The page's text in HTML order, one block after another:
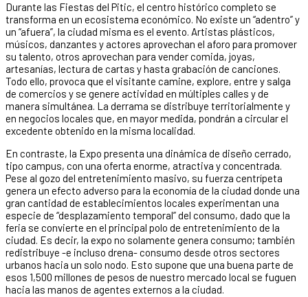
Durante las Fiestas del Pitic, el centro histórico completo se
transforma en un ecosistema económico. No existe un “adentro” y
un “afuera”, la ciudad misma es el evento. Artistas plásticos,
músicos, danzantes y actores aprovechan el aforo para promover
su talento, otros aprovechan para vender comida, joyas,
artesanías, lectura de cartas y hasta grabación de canciones.
Todo ello, provoca que el visitante camine, explore, entre y salga
de comercios y se genere actividad en múltiples calles y de
manera simultánea. La derrama se distribuye territorialmente y
en negocios locales que, en mayor medida, pondrán a circular el
excedente obtenido en la misma localidad.
En contraste, la Expo presenta una dinámica de diseño cerrado,
tipo campus, con una oferta enorme, atractiva y concentrada.
Pese al gozo del entretenimiento masivo, su fuerza centrípeta
genera un efecto adverso para la economía de la ciudad donde una
gran cantidad de establecimientos locales experimentan una
especie de “desplazamiento temporal” del consumo, dado que la
feria se convierte en el principal polo de entretenimiento de la
ciudad. Es decir, la expo no solamente genera consumo; también
redistribuye -e incluso drena- consumo desde otros sectores
urbanos hacia un solo nodo. Esto supone que una buena parte de
esos 1,500 millones de pesos de nuestro mercado local se fuguen
hacia las manos de agentes externos a la ciudad.